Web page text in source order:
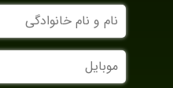
نام
و
نام
خانوادگی
موبایل